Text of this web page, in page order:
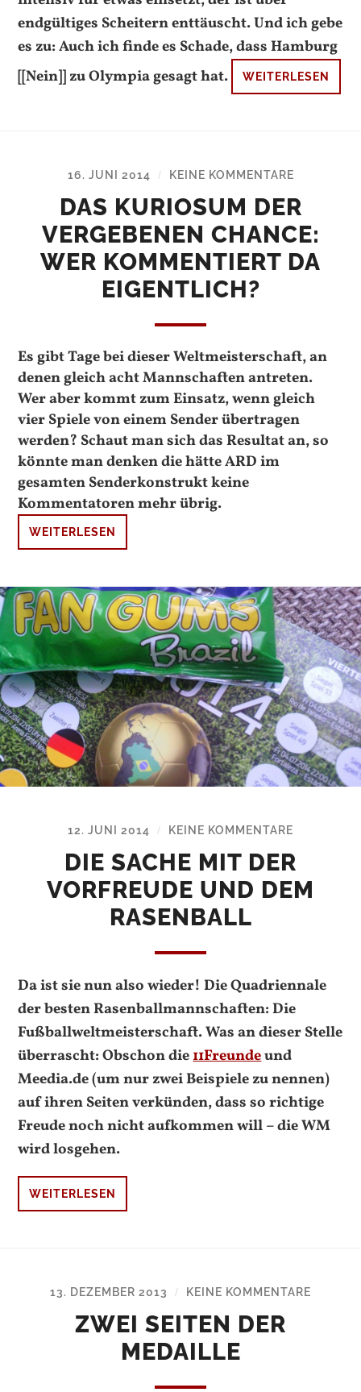
endgültiges Scheitern enttäuscht. Und ich gebe
es zu: Auch ich finde es Schade, dass Hamburg
[[Nein]] zu Olympia gesagt hat.
WEITERLESEN
16. JUNI 2014 / KEINE KOMMENTARE
DAS KURIOSUM DER
VERGEBENEN CHANCE:
WER KOMMENTIERT DA
EIGENTLICH?
Es gibt Tage bei dieser Weltmeisterschaft, an
denen gleich acht Mannschaften antreten.
Wer aber kommt zum Einsatz, wenn gleich
vier Spiele von einem Sender übertragen
werden? Schaut man sich das Resultat an, so
könnte man denken die hätte ARD im
gesamten Senderkonstrukt keine
Kommentatoren mehr übrig.
WEITERLESEN
12. JUNI 2014 / KEINE KOMMENTARE
DIE SACHE MIT DER
VORFREUDE UND DEM
RASENBALL
Da ist sie nun also wieder! Die Quadriennale
der besten Rasenballmannschaften: Die
Fußballweltmeisterschaft. Was an dieser Stelle
überrascht: Obschon die11Freundeund
Meedia.de (um nur zwei Beispiele zu nennen)
auf ihren Seiten verkünden, dass so richtige
Freude noch nicht aufkommen will – die WM
wird losgehen.
WEITERLESEN
13. DEZEMBER 2013 / KEINE KOMMENTARE
ZWEI SEITEN DER
MEDAILLE